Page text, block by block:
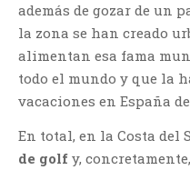
además de gozar de un
la zona se han creado
alimentan esa fama
todo el mundo y que la
vacaciones en España
En total, en la Costa del
de golf y,